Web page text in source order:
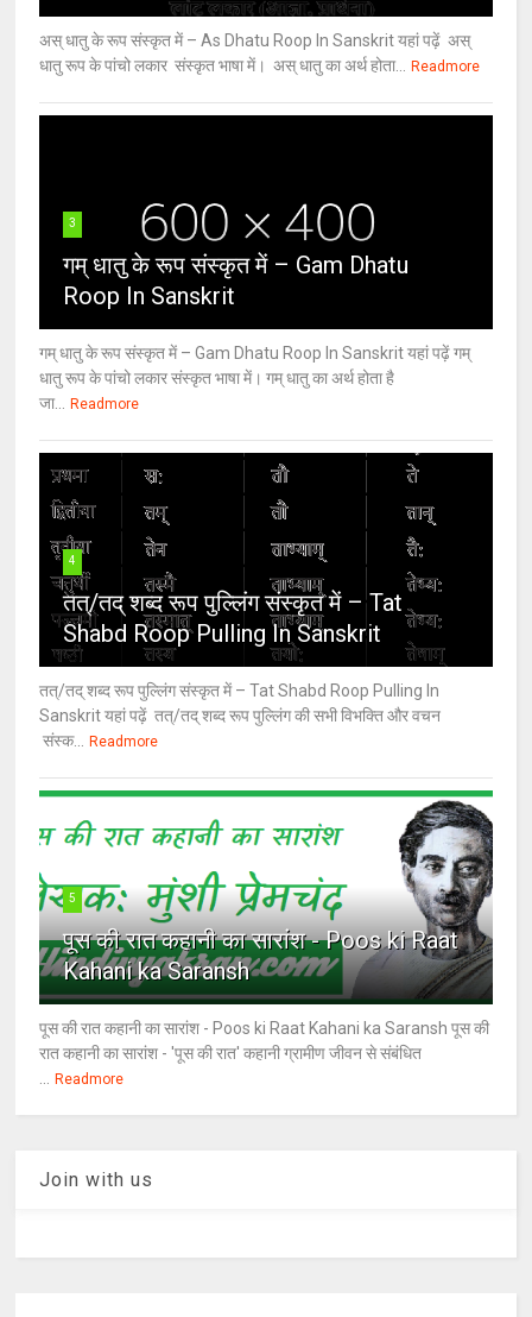
अस् धातु के रूप संस्कृत में – As Dhatu Roop In Sanskrit यहां पढ़ें अस्
धातु रूप के पांचो लकार संस्कृत भाषा में। अस् धातु का अर्थ होता... Readmore
3
गम् धातु के रूप संस्कृत में – Gam Dhatu
Roop In Sanskrit
गम् धातु के रूप संस्कृत में – Gam Dhatu Roop In Sanskrit यहां पढ़ें गम्
धातु रूप के पांचो लकार संस्कृत भाषा में। गम् धातु का अर्थ होता है
जा... Readmore
4
तत्/तद् शब्द रूप पुल्लिंग संस्कृत में – Tat
Shabd Roop Pulling In Sanskrit
तत्/तद् शब्द रूप पुल्लिंग संस्कृत में – Tat Shabd Roop Pulling In
Sanskrit यहां पढ़ें तत्/तद् शब्द रूप पुल्लिंग की सभी विभक्ति और वचन
संस्क... Readmore
5
पूस की रात कहानी का सारांश - Poos ki Raat
Kahani ka Saransh
पूस की रात कहानी का सारांश - Poos ki Raat Kahani ka Saransh पूस की
रात कहानी का सारांश - 'पूस की रात' कहानी ग्रामीण जीवन से संबंधित
... Readmore
Join with us